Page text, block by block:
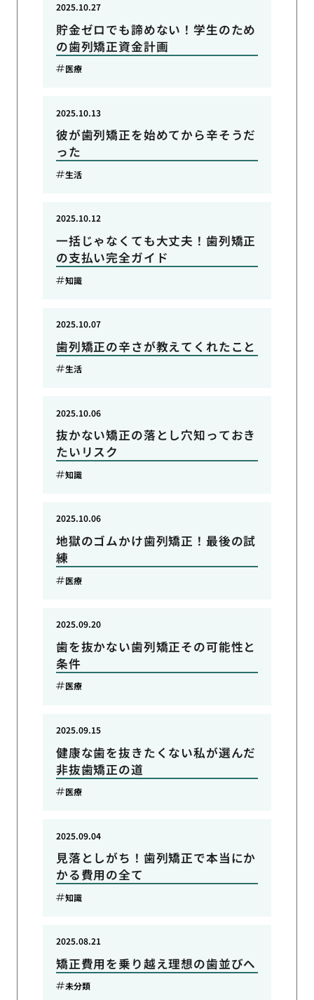
貯金ゼロでも諦めない！学生のため
の歯列矯正資金計画
2025.10.27
医療
彼が歯列矯正を始めてから辛そうだ
った
2025.10.13
生活
一括じゃなくても大丈夫！歯列矯正
の支払い完全ガイド
2025.10.12
知識
歯列矯正の辛さが教えてくれたこと
2025.10.07
生活
抜かない矯正の落とし穴知っておき
たいリスク
2025.10.06
知識
地獄のゴムかけ歯列矯正！最後の試
練
2025.10.06
医療
歯を抜かない歯列矯正その可能性と
条件
2025.09.20
医療
健康な歯を抜きたくない私が選んだ
非抜歯矯正の道
2025.09.15
医療
見落としがち！歯列矯正で本当にか
かる費用の全て
2025.09.04
知識
矯正費用を乗り越え理想の歯並びへ
2025.08.21
未分類